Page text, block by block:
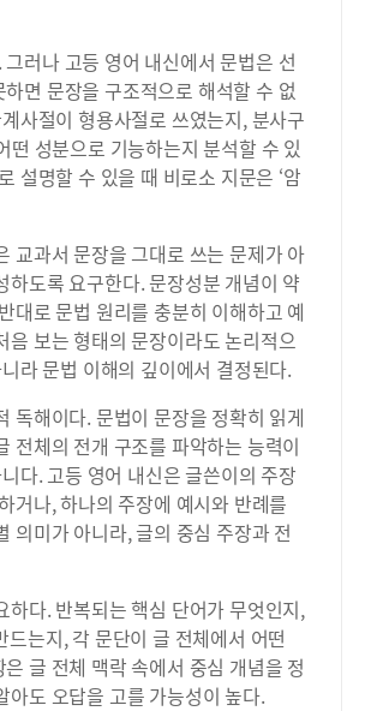
러나 고등 영어 내신에서 문법은 선
면 문장을 구조적으로 해석할 수 없
사절이 형용사절로 쓰였는지, 분사구
성분으로 기능하는지 분석할 수 있
설명할 수 있을 때 비로소 지문은 ‘암
교과서 문장을 그대로 쓰는 문제가 아
도록 요구한다. 문장성분 개념이 약
대로 문법 원리를 충분히 이해하고 예
보는 형태의 문장이라도 논리적으
라 문법 이해의 깊이에서 결정된다.
독해이다. 문법이 문장을 정확히 읽게
전체의 전개 구조를 파악하는 능력이
다. 고등 영어 내신은 글쓴이의 주장
거나, 하나의 주장에 예시와 반례를
의미가 아니라, 글의 중심 주장과 전
다. 반복되는 핵심 단어가 무엇인지,
는지, 각 문단이 글 전체에서 어떤
글 전체 맥락 속에서 중심 개념을 정
도 오답을 고를 가능성이 높다.